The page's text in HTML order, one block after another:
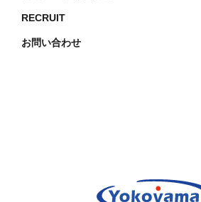
RECRUIT
お問い合わせ